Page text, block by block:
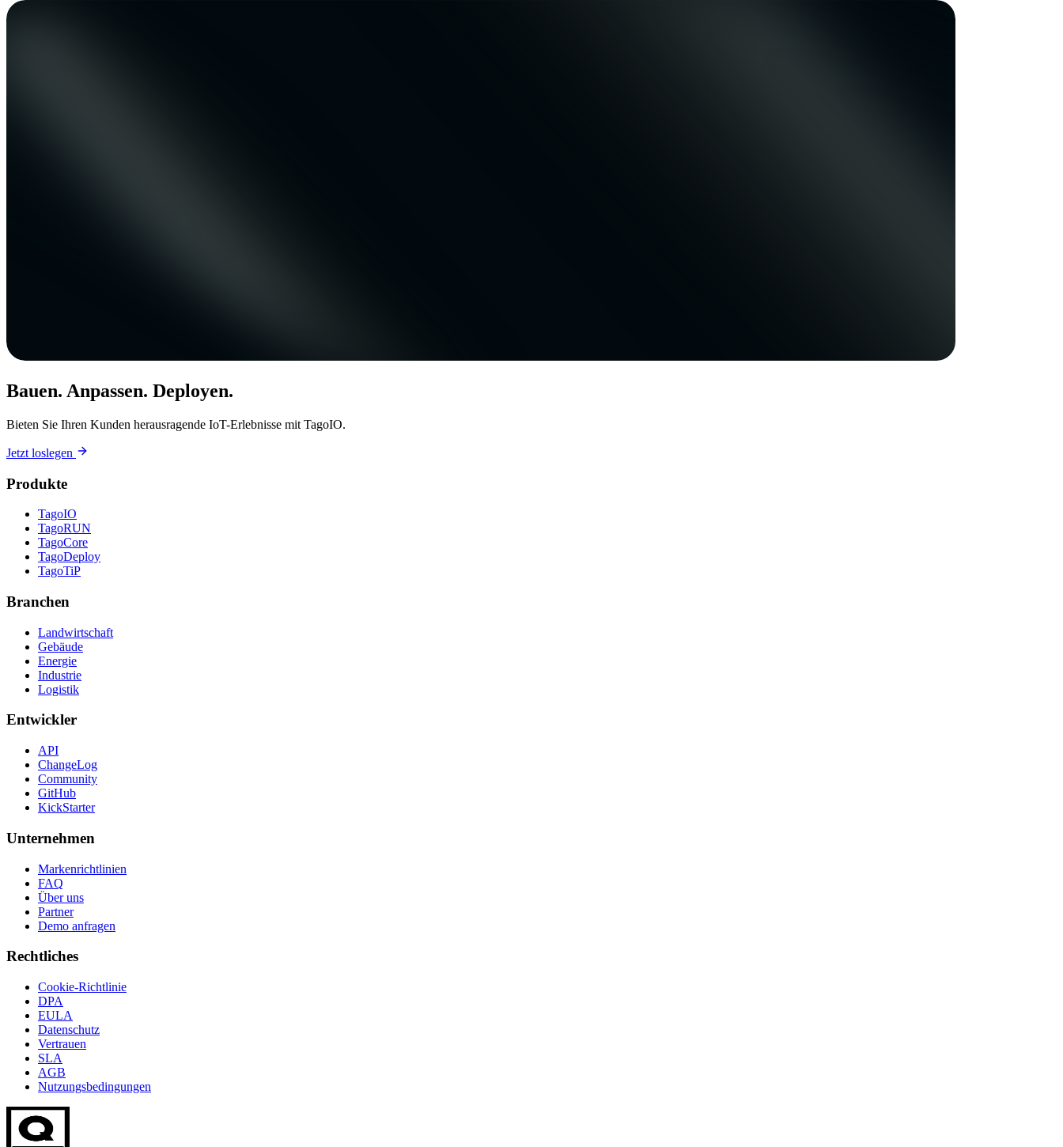
Bauen. Anpassen. Deployen.
Bieten Sie Ihren Kunden herausragende IoT-Erlebnisse mit TagoIO.
Jetzt loslegen
Produkte
TagoIO
TagoRUN
TagoCore
TagoDeploy
TagoTiP
Branchen
Landwirtschaft
Gebäude
Energie
Industrie
Logistik
Entwickler
API
ChangeLog
Community
GitHub
KickStarter
Unternehmen
Markenrichtlinien
FAQ
Über uns
Partner
Demo anfragen
Rechtliches
Cookie-Richtlinie
DPA
EULA
Datenschutz
Vertrauen
SLA
AGB
Nutzungsbedingungen